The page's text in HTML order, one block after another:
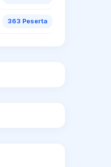
363 Peserta